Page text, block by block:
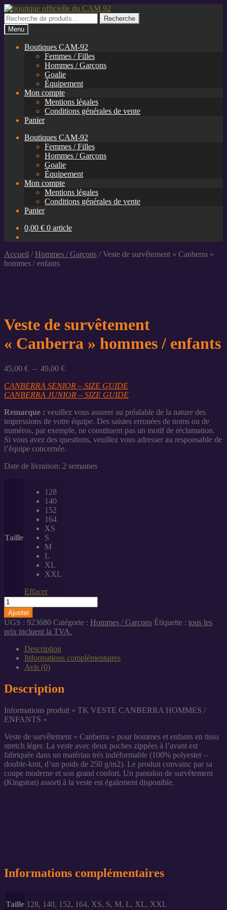
Aller
à
la
navigation
Aller
au
contenu
Recherche
pour :
Recherche
Menu
Boutiques CAM-92
Femmes / Filles
Hommes / Garçons
Goalie
Équipement
Mon compte
Mentions légales
Conditions générales de vente
Panier
Boutiques CAM-92
Femmes / Filles
Hommes / Garçons
Goalie
Équipement
Mon compte
Mentions légales
Conditions générales de vente
Panier
0,00 € 0 article
Accueil /Hommes / Garçons /Veste de survêtement « Canberra »
hommes / enfants
Veste de survêtement
« Canberra » hommes / enfants
45,00 € – 49,00 €Plage
prix :
45,00 €
49,00 €
CANBERRA SENIOR – SIZE GUIDE
CANBERRA JUNIOR – SIZE GUIDE
Remarque : veuillez vous assurer au préalable de la nature des
impressions de votre équipe. Des saisies erronées de noms ou de
numéros, par exemple, ne constituent pas un motif de réclamation.
Si vous avez des questions, veuillez vous adresser au responsable de
l’équipe concernée.
Date de livraison: 2 semaines
Taille
128
140
152
164
XS
S
M
L
XL
XXL
Effacer
quantité
de
Veste
de
survêtement
"Canberra"
hommes
enfants
Ajuster
UGS : 923680 Catégorie : Hommes / Garçons Étiquette : tous les
prix incluent la TVA.
Description
Informations complémentaires
Avis (0)
Description
Informations produit « TK VESTE CANBERRA HOMMES /
ENFANTS »
Veste de survêtement « Canberra » pour hommes et enfants en tissu
stretch léger. La veste avec deux poches zippées à l’avant est
fabriquée dans un matériau très indéformable (100% polyester –
double-knit, d’un poids de 250 g/m2). Le produit convainc par sa
coupe moderne et son grand confort. Un pantalon de survêtement
(Kingston) assorti à la veste est également disponible.
Informations complémentaires
Taille 128, 140, 152, 164, XS, S, M, L, XL, XXL